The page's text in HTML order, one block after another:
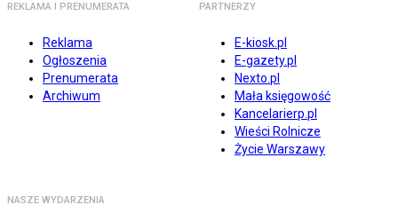
REKLAMA I PRENUMERATA
Reklama
Ogłoszenia
Prenumerata
Archiwum
PARTNERZY
E-kiosk.pl
E-gazety.pl
Nexto.pl
Mała księgowość
Kancelarierp.pl
Wieści Rolnicze
Życie Warszawy
NASZE WYDARZENIA